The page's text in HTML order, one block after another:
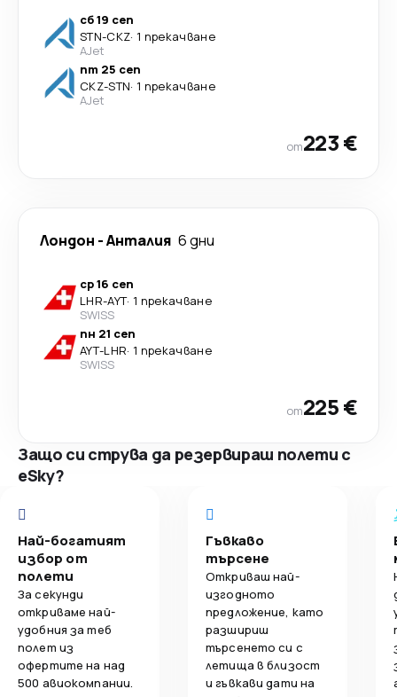
сб 19 сеп
STN-CKZ· 1 прекачване
AJet
пт 25 сеп
CKZ-STN· 1 прекачване
AJet
от223 €
Лондон -Анталия 6 дни
ср 16 сеп
LHR-AYT· 1 прекачване
SWISS
пн 21 сеп
AYT-LHR· 1 прекачване
SWISS
от225 €
Защо си струва да резервираш полети с
eSky?
Най-богатият
избор от
полети
За секунди
откриваме най-
удобния за теб
полет из
офертите на над
500 авиокомпании.
Гъвкаво
търсене
Откриваш най-
изгодното
предложение, като
разшириш
търсенето си с
летища в близост
и гъвкави дати на